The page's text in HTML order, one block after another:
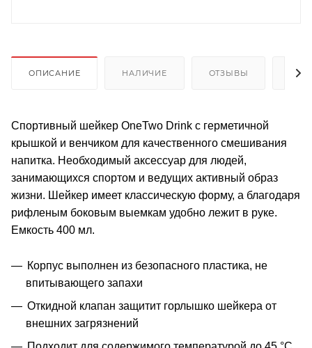
ОПИСАНИЕ НАЛИЧИЕ ОТЗЫВЫ
Спортивный шейкер OneTwo Drink c герметичной
крышкой и венчиком для качественного смешивания
напитка. Необходимый аксессуар для людей,
занимающихся спортом и ведущих активный образ
жизни. Шейкер имеет классическую форму, а благодаря
рифленым боковым выемкам удобно лежит в руке.
Емкость 400 мл.
Корпус выполнен из безопасного пластика, не
впитывающего запахи
Откидной клапан защитит горлышко шейкера от
внешних загрязнений